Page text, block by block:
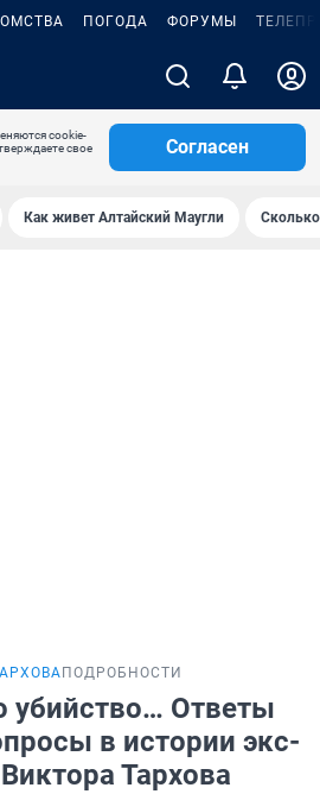
ПОГОДА ФОРУМЫ
cookie-
свое
Согласен
Как живет Алтайский Маугли
ПОДРОБНОСТИ
убийство… Ответы
в истории экс-
Тархова